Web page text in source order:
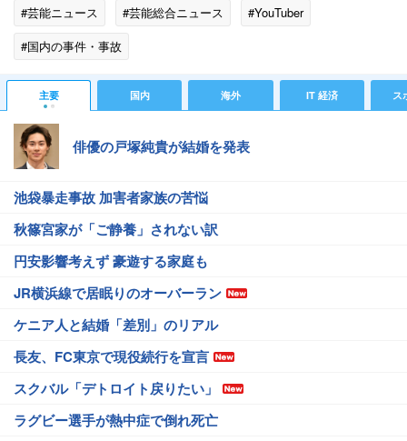
#芸能ニュース #芸能総合ニュース
#YouTuber
#国内の事件・事故
主要 国内 海外 IT 経済 ス
俳優の戸塚純貴が結婚を発表
池袋暴走事故 加害者家族の苦悩
秋篠宮家が「ご静養」されない訳
円安影響考えず 豪遊する家庭も
JR横浜線で居眠りのオーバーラン
ケニア人と結婚「差別」のリアル
長友、FC東京で現役続行を宣言
スクバル「デトロイト戻りたい」
ラグビー選手が熱中症で倒れ死亡